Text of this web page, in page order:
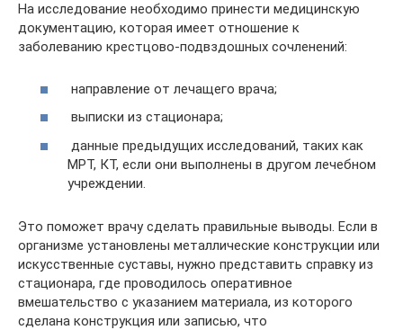
На исследование необходимо принести медицинскую
документацию, которая имеет отношение к
заболеванию крестцово-подвздошных сочленений:
направление от лечащего врача;
выписки из стационара;
данные предыдущих исследований, таких как
МРТ, КТ, если они выполнены в другом лечебном
учреждении.
Это поможет врачу сделать правильные выводы. Если в
организме установлены металлические конструкции или
искусственные суставы, нужно представить справку из
стационара, где проводилось оперативное
вмешательство с указанием материала, из которого
сделана конструкция или записью, что